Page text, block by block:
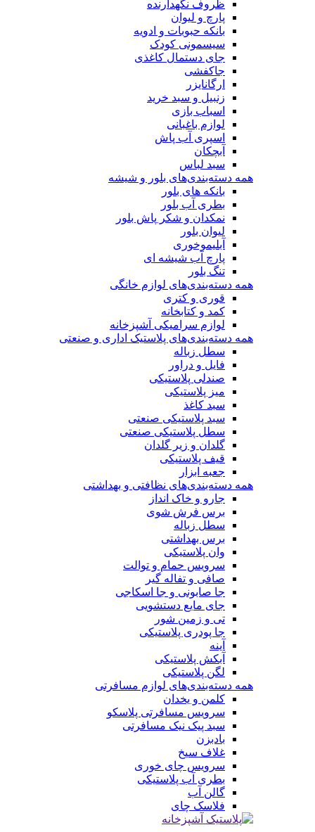
ظروف نگهدارنده
پارچ و لیوان
بانکه حبوبات و ادویه
سیسمونی کودک
جای دستمال کاغذی
جاکفشی
ارگانایزر
زنبیل و سبد خرید
اسباب بازی
لوازم باغبانی
اسپری آب پاش
آبچکان
سبد لباس
همه دسته‌بندی‌های بلور و شیشه
بانکه های بلور
بطری آب بلور
نمکدان و شکر پاش بلور
لیوان بلور
آبلیموخوری
پارچ آب شیشه ای
تنگ بلور
همه دسته‌بندی‌های لوازم خانگی
قوری و کتری
کمد و کتابخانه
لوازم سرامیکی آشپزخانه
همه دسته‌بندی‌های پلاستیک اداری و صنعتی
سطل زباله
فایل و دراور
صندلی پلاستیکی
میز پلاستیکی
سبد کاغذ
سبد پلاستیکی صنعتی
سطل پلاستیکی صنعتی
گلدان و زیر گلدان
قیف پلاستیکی
جعبه ابزار
همه دسته‌بندی‌های نظافتی و بهداشتی
جارو و خاک انداز
برس فرش شوی
سطل زباله
برس بهداشتی
وان پلاستیکی
سرویس حمام و توالت
صافی و تفاله گیر
جا صابونی و جا اسکاجی
جای مایع دستشویی
تی و زمین شور
جا پودری پلاستیکی
آینه
آبکش پلاستیکی
لگن پلاستیکی
همه دسته‌بندی‌های لوازم مسافرتی
کلمن و یخدان
سرویس مسافرتی پلاسکو
سبد پیک نیک مسافرتی
بادبزن
غلاف سیخ
سرویس چای خوری
بطری آب پلاستیکی
گالن آب
فلاسک چای